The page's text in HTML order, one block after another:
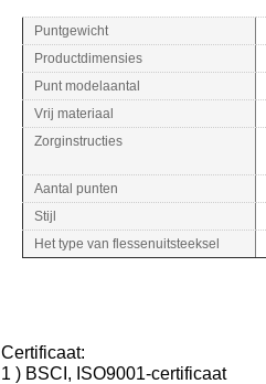
Puntgewicht
Productdimensies
Punt modelaantal
Vrij materiaal
Zorginstructies
Aantal punten
Stijl
Het type van flessenuitsteeksel
Certificaat:
1 ) BSCI, ISO9001-certificaat